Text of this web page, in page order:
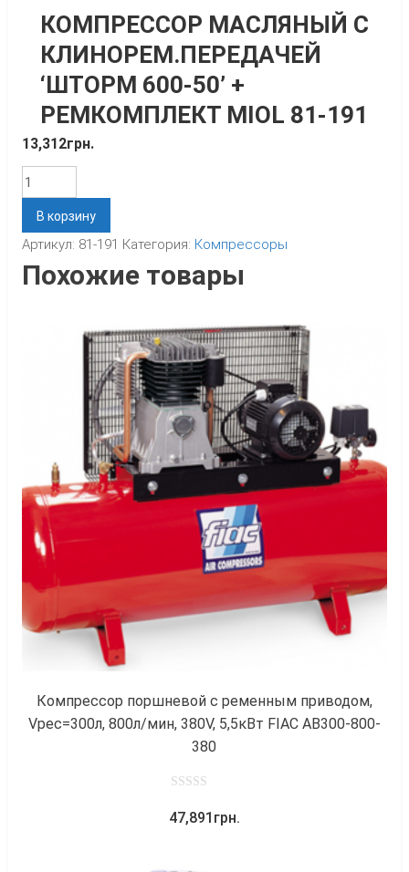
КОМПРЕССОР МАСЛЯНЫЙ С
КЛИНОРЕМ.ПЕРЕДАЧЕЙ
‘ШТОРМ 600-50’ +
РЕМКОМПЛЕКТ MIOL 81-191
13,312грн.
Количество
В корзину
Артикул: 81-191 Категория: Компрессоры
Похожие товары
Компрессор поршневой с ременным приводом,
Vрес=300л, 800л/мин, 380V, 5,5кВт FIAC AB300-800-
380
out
47,891 грн.